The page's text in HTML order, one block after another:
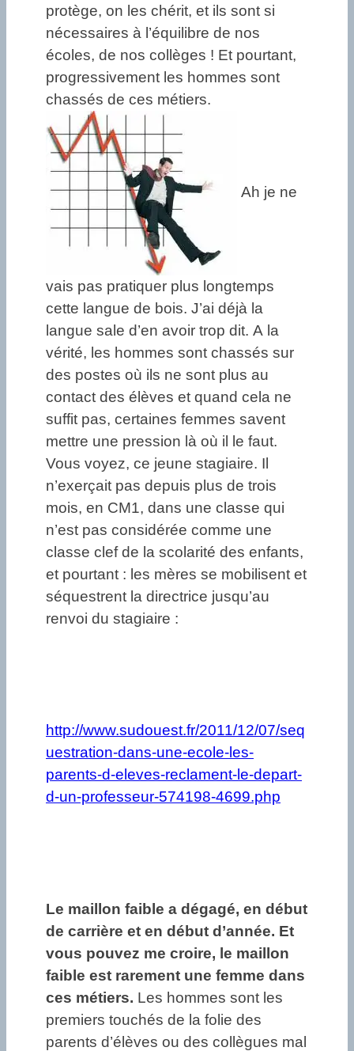
protège, on les chérit, et ils sont si
nécessaires à l’équilibre de nos
écoles, de nos collèges ! Et pourtant,
progressivement les hommes sont
chassés de ces métiers.
Ah je ne
vais pas pratiquer plus longtemps
cette langue de bois. J’ai déjà la
langue sale d’en avoir trop dit. A la
vérité, les hommes sont chassés sur
des postes où ils ne sont plus au
contact des élèves et quand cela ne
suffit pas, certaines femmes savent
mettre une pression là où il le faut.
Vous voyez, ce jeune stagiaire. Il
n’exerçait pas depuis plus de trois
mois, en CM1, dans une classe qui
n’est pas considérée comme une
classe clef de la scolarité des enfants,
et pourtant : les mères se mobilisent et
séquestrent la directrice jusqu’au
renvoi du stagiaire :
http://www.sudouest.fr/2011/12/07/seq
uestration-dans-une-ecole-les-
parents-d-eleves-reclament-le-depart-
d-un-professeur-574198-4699.php
Le maillon faible a dégagé, en début
de carrière et en début d’année. Et
vous pouvez me croire, le maillon
faible est rarement une femme dans
ces métiers. Les hommes sont les
premiers touchés de la folie des
parents d’élèves ou des collègues mal